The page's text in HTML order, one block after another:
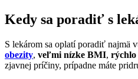
Kedy sa poradiť s
S lekárom sa oplatí poradiť najmä
obezity, veľmi nízke BMI,
zjavnej príčiny, prípadne máte